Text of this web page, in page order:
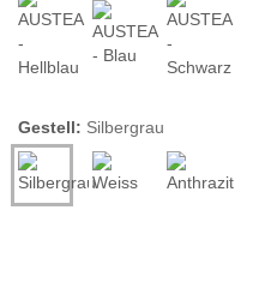
Gestell: Silbergrau